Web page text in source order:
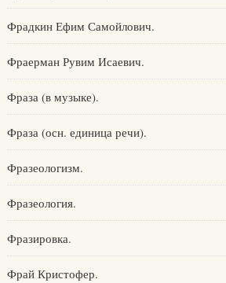
Фрадкин Ефим Самойлович.
Фраерман Рувим Исаевич.
Фраза (в музыке).
Фраза (осн. единица речи).
Фразеологизм.
Фразеология.
Фразировка.
Фрай Кристофер.